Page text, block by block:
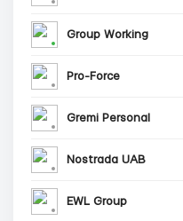
Group Working
Pro-Force
Gremi Personal
Nostrada UAB
EWL Group